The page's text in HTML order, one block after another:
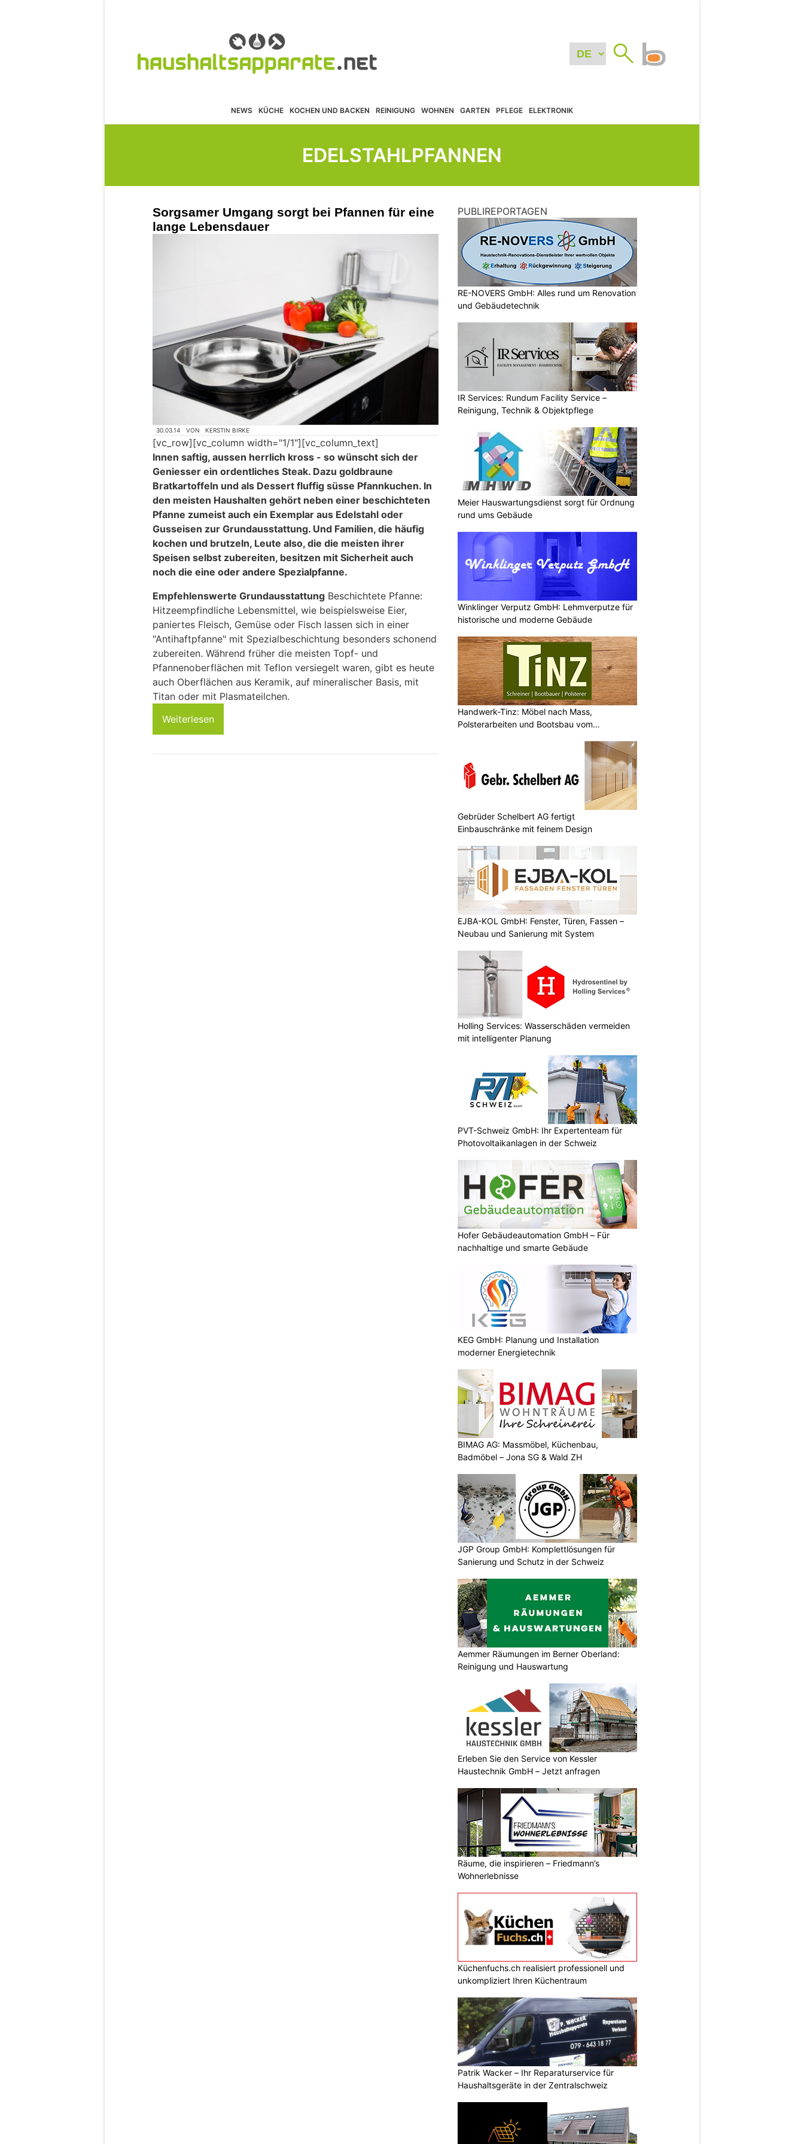
NEWS KÜCHE KOCHEN UND BACKEN REINIGUNG WOHNEN GARTEN PFLEGE ELEKTRONIK
EDELSTAHLPFANNEN
Sorgsamer Umgang sorgt bei Pfannen für eine
lange Lebensdauer
30.03.14 VON KERSTIN BIRKE
[vc_row][vc_column width="1/1"][vc_column_text]
Innen saftig, aussen herrlich kross - so wünscht sich der
Geniesser ein ordentliches Steak. Dazu goldbraune
Bratkartoffeln und als Dessert fluffig süsse Pfannkuchen. In
den meisten Haushalten gehört neben einer beschichteten
Pfanne zumeist auch ein Exemplar aus Edelstahl oder
Gusseisen zur Grundausstattung. Und Familien, die häufig
kochen und brutzeln, Leute also, die die meisten ihrer
Speisen selbst zubereiten, besitzen mit Sicherheit auch
noch die eine oder andere Spezialpfanne.
Empfehlenswerte Grundausstattung Beschichtete Pfanne:
Hitzeempfindliche Lebensmittel, wie beispielsweise Eier,
paniertes Fleisch, Gemüse oder Fisch lassen sich in einer
"Antihaftpfanne" mit Spezialbeschichtung besonders schonend
zubereiten. Während früher die meisten Topf- und
Pfannenoberflächen mit Teflon versiegelt waren, gibt es heute
auch Oberflächen aus Keramik, auf mineralischer Basis, mit
Titan oder mit Plasmateilchen.
Weiterlesen
PUBLIREPORTAGEN
RE-NOVERS GmbH: Alles rund um Renovation
und Gebäudetechnik
IR Services: Rundum Facility Service –
Reinigung, Technik & Objektpflege
Meier Hauswartungsdienst sorgt für Ordnung
rund ums Gebäude
Winklinger Verputz GmbH: Lehmverputze für
historische und moderne Gebäude
Handwerk-Tinz: Möbel nach Mass,
Polsterarbeiten und Bootsbau vom
Gebrüder Schelbert AG fertigt
Einbauschränke mit feinem Design
EJBA-KOL GmbH: Fenster, Türen, Fassen –
Neubau und Sanierung mit System
Holling Services: Wasserschäden vermeiden
mit intelligenter Planung
PVT-Schweiz GmbH: Ihr Expertenteam für
Photovoltaikanlagen in der Schweiz
Hofer Gebäudeautomation GmbH – Für
nachhaltige und smarte Gebäude
KEG GmbH: Planung und Installation
moderner Energietechnik
BIMAG AG: Massmöbel, Küchenbau,
Badmöbel – Jona SG & Wald ZH
JGP Group GmbH: Komplettlösungen für
Sanierung und Schutz in der Schweiz
Aemmer Räumungen im Berner Oberland:
Reinigung und Hauswartung
Erleben Sie den Service von Kessler
Haustechnik GmbH – Jetzt anfragen
Räume, die inspirieren – Friedmann’s
Wohnerlebnisse
Küchenfuchs.ch realisiert professionell und
unkompliziert Ihren Küchentraum
Patrik Wacker – Ihr Reparaturservice für
Haushaltsgeräte in der Zentralschweiz